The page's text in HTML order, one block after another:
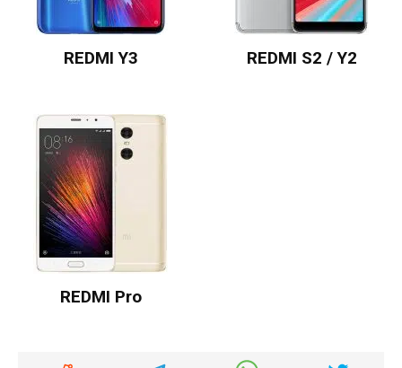
REDMI Y3 REDMI S2 / Y2
REDMI Pro